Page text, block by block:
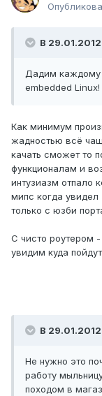
В
Дадим каждому
embedded Linux!
Как минимум
жадностью всё
качать сможет то
функционалам и
интузиазм отпало
мипс когда увидел
только с юзби
С чисто роутером
увидим куда
В 29.01.2012
Не нужно это
работу
походом в